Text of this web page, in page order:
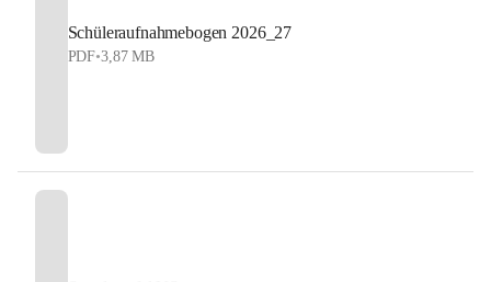
Schüleraufnahmebogen 2026_27
PDF•3,87 MB